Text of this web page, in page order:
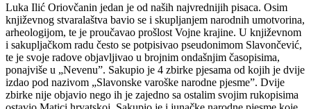
Luka Ilić Oriovčanin jedan je od naših najvrednijih pisaca. Osim
književnog stvaralaštva bavio se i skupljanjem narodnih umotvorina,
arheologijom, te je proučavao prošlost Vojne krajine. U književnom
i sakupljačkom radu često se potpisivao pseudonimom Slavončević,
te je svoje radove objavljivao u brojnim ondašnjim časopisima,
ponajviše u „Nevenu”. Sakupio je 4 zbirke pjesama od kojih je dvije
izdao pod nazivom „Slavonske varoške narodne pjesme”. Dvije
zbirke nije objavio nego ih je zajedno sa ostalim svojim rukopisima